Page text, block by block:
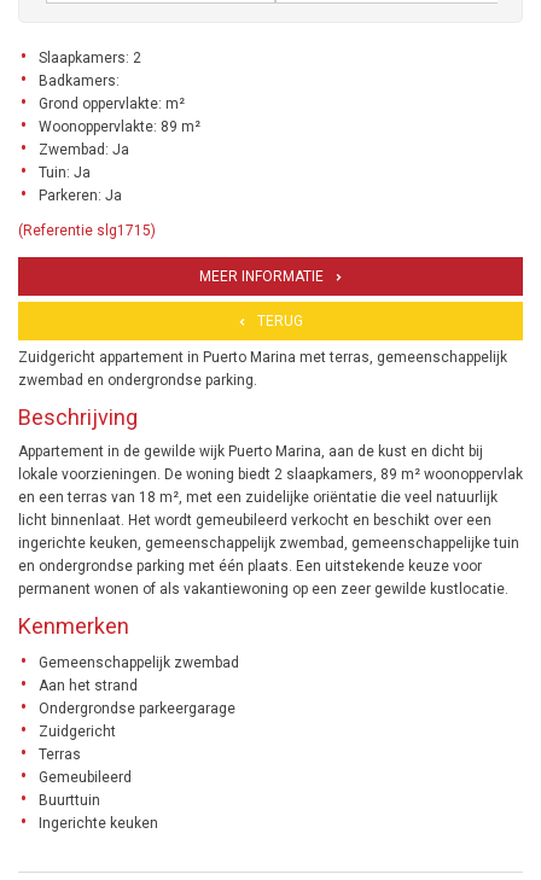
Slaapkamers: 2
Badkamers:
Grond oppervlakte: m²
Woonoppervlakte: 89 m²
Zwembad: Ja
Tuin: Ja
Parkeren: Ja
(Referentie slg1715)
MEER INFORMATIE
TERUG
Zuidgericht appartement in Puerto Marina met terras, gemeenschappelijk
zwembad en ondergrondse parking.
Beschrijving
Appartement in de gewilde wijk Puerto Marina, aan de kust en dicht bij
lokale voorzieningen. De woning biedt 2 slaapkamers, 89 m² woonoppervlak
en een terras van 18 m², met een zuidelijke oriëntatie die veel natuurlijk
licht binnenlaat. Het wordt gemeubileerd verkocht en beschikt over een
ingerichte keuken, gemeenschappelijk zwembad, gemeenschappelijke tuin
en ondergrondse parking met één plaats. Een uitstekende keuze voor
permanent wonen of als vakantiewoning op een zeer gewilde kustlocatie.
Kenmerken
Gemeenschappelijk zwembad
Aan het strand
Ondergrondse parkeergarage
Zuidgericht
Terras
Gemeubileerd
Buurttuin
Ingerichte keuken